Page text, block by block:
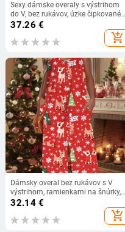
Sexy dámske overaly s výstrihom
do V, bez rukávov, úzke čipkované
klubové overaly, čierne párty overaly
37.26 €
add_shopping_cart
Dámsky overal bez rukávov s V
výstrihom, ramienkami na šnúrky,
opasok, široké nohavice, potlač
32.14€
add_shopping_cart